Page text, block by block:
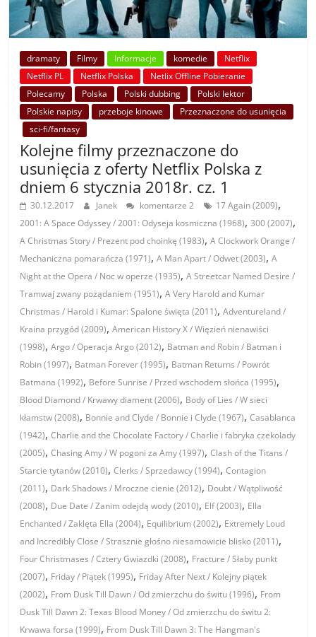
dramaty Filmy Informacje komedie
Netflix
Netflix PL
Netflix Polska
Netlix Offline Pobieranie
Polecamy
Polska Polski dubbing
Polski lektor
Polskie napisy
przeboje kinowe
Przeznaczone do usunięcia
sci-fi/fantasy
Kolejne filmy przeznaczone do
usunięcia z oferty Netflix Polska z
dniem 6 stycznia 2018r. cz. 1
30.12.2017 Janek komentarze 2 17 Again (2009),
2001: A Space Odyssey / 2001: Odyseja kosmiczna (1968),300 (2007),
A Christmas Story / Prezent pod choinkę (1983),A Clockwork Orange /
Mechaniczna pomarańcza (1971),A Man Apart / Odwet (2003),A
Night at the Opera / Noc w operze (1935),A Streetcar Named Desire /
Tramwaj zwany pożądaniem (1951),A Very Harold and Kumar
Christmas / Harold i Kumar: Spalone święta (2011),Adventureland /
Kraina przygód (2009),American History X / Więzień nienawiści
(1998),Argo / Operacja Argo (2012), Batman and Robin / Batman i
Robin (1997), Batman Forever (1995), Batman Returns / Powrót
Batmana (1992), Before Sunrise / Przed wschodem słońca (1995),
Blood Diamond / Krwawy diament (2006), Body of Lies / W sieci
kłamstw (2008), Bonnie and Clyde / Bonnie i Clyde (1967),Casablanca
(1942),Charlie and the Chocolate Factory / Charlie i fabryka czekolady
(2005),Chasing Amy / W pogoni za Amy (1997),Clash of the Titans /
Starcie tytanów (2010),Clerks / Sprzedawcy (1994),Contagion
(2011), Dark Shadows / Mroczne cienie (2012), Doubt / Wątpliwość
(2008), Due Date / Zanim odejdą wody (2010), Elf (2003), Ella
Enchanted / Zaklęta Ella (2004), Equilibrium (2002), Extremely Loud
and Incredibly Close / Strasznie głośno niesamowicie blisko (2011),
Four Christmases / Cztery Gwiazdki (2008), Fracture / Słaby punkt
(2007), Friday / Piątek (1995), Friday After Next / Kolejny piątek
(2002), From Dusk Till Dawn / Od zmierzchu do świtu (1996), From
Dusk Till Dawn 2: Texas Blood Money / Od zmierzchu do świtu 2:
Krwawa forsa (1999), From Dusk Till Dawn 3: The Hangman's